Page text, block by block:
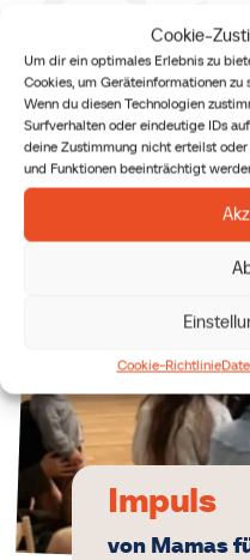
Cookie-
Um dir ein optimales Erlebnis zu
Cookies, um Geräteinformationen
Wenn du diesen Technologien
Surfverhalten oder eindeutige IDs
deine Zustimmung nicht erteilst
und Funktionen beeinträchtigt
Cookie-Richtlinie
Impuls
von Mamas